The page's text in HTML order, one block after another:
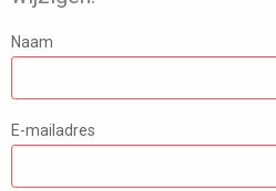
Naam
E-mailadres